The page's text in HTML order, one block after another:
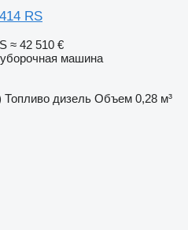
RS
≈ 42 510 €
машина
Топливо дизель Объем 0,28 м³